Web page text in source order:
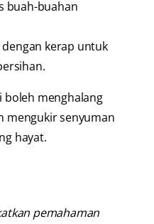
buah-buahan
kerap untuk
boleh menghalang
mengukir senyuman
hayat.
pemahaman